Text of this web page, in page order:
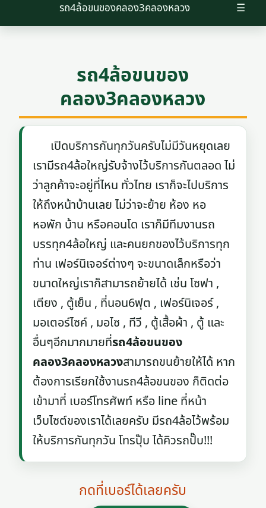
☰
รถ4ล้อขนของคลอง3คลองหลวง
รถ4ล้อขนของ
คลอง3คลองหลวง
เปิดบริการกันทุกวันครับไม่มีวันหยุดเลย
เรามีรถ4ล้อใหญ่รับจ้างไว้บริการกันตลอด ไม่
ว่าลูกค้าจะอยู่ที่ไหน ทั่วไทย เราก็จะไปบริการ
ให้ถึงหน้าบ้านเลย ไม่ว่าจะย้าย ห้อง หอ
หอพัก บ้าน หรือคอนโด เราก็มีทีมงานรถ
บรรทุก4ล้อใหญ่ และคนยกของไว้บริการทุก
ท่าน เฟอร์นิเจอร์ต่างๆ จะขนาดเล็กหรือว่า
ขนาดใหญ่เราก็สามารถย้ายได้ เช่น โซฟา ,
เตียง , ตู้เย็น , ที่นอน6ฟุต , เฟอร์นิเจอร์ ,
มอเตอร์ไซค์ , มอไซ , ทีวี , ตู้เสื้อผ้า , ตู้ และ
อื่นๆอีกมากมายที่รถ4ล้อขนของ
คลอง3คลองหลวงสามารถขนย้ายให้ได้ หาก
ต้องการเรียกใช้งานรถ4ล้อขนของ ก็ติดต่อ
เข้ามาที่ เบอร์โทรศัพท์ หรือ line ที่หน้า
เว็บไซต์ของเราได้เลยครับ มีรถ4ล้อไว้พร้อม
ให้บริการกันทุกวัน โทรปุ๊บ ได้คิวรถปั๊บ!!!
กดที่เบอร์ได้เลยครับ